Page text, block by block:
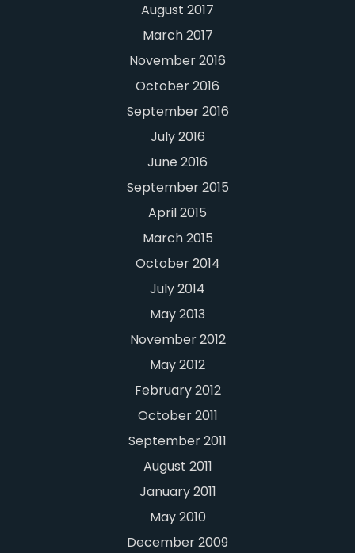
August 2017
March 2017
November 2016
October 2016
September 2016
July 2016
June 2016
September 2015
April 2015
March 2015
October 2014
July 2014
May 2013
November 2012
May 2012
February 2012
October 2011
September 2011
August 2011
January 2011
May 2010
December 2009